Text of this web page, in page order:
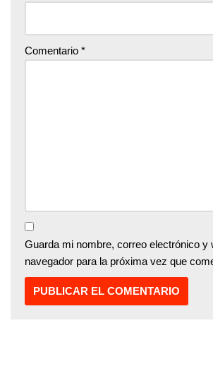
Comentario *
Guarda mi nombre, correo electrónico y
navegador para la próxima vez que